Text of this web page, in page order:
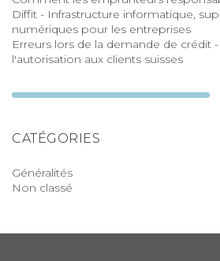
Diffit - Infrastructure informatique,
numériques pour les entreprises
Erreurs lors de la demande de crédit
l'autorisation aux clients suisses
CATÉGORIES
Généralités
Non classé